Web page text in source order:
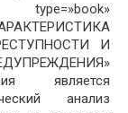
И
является
анализ